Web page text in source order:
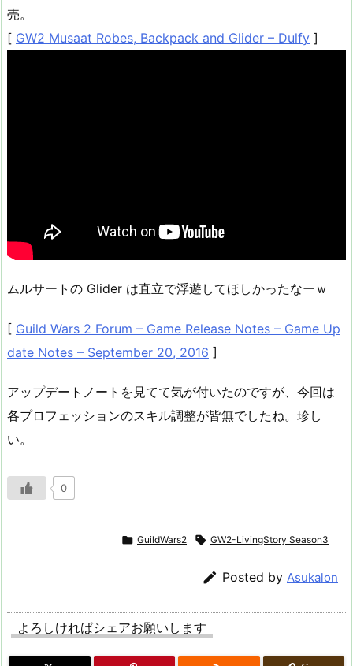
売。
[ GW2 Musaat Robes, Backpack and Glider – Dulfy ]
ムルサートの Glider は直立で浮遊してほしかったなーｗ
[ Guild Wars 2 Forum – Game Release Notes – Game Up
date Notes – September 20, 2016 ]
アップデートノートを見てて気が付いたのですが、今回は
各プロフェッションのスキル調整が皆無でしたね。珍し
い。
0
 GuildWars2  GW2-LivingStory Season3
 Posted by Asukalon
よろしければシェアお願いします